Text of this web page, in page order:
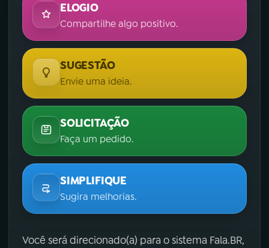
ELOGIO
Compartilhe algo positivo.
SUGESTÃO
Envie uma ideia.
SOLICITAÇÃO
Faça um pedido.
SIMPLIFIQUE
Sugira melhorias.
Você será direcionado(a) para o sistema Fala.BR,